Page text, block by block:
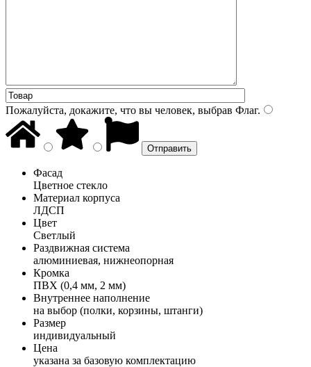
Пожалуйста, докажите, что вы человек, выбрав Флаг.
Фасад
Цветное стекло
Материал корпуса
ЛДСП
Цвет
Светлый
Раздвижная система
алюминиевая, нижнеопорная
Кромка
ПВХ (0,4 мм, 2 мм)
Внутреннее наполнение
на выбор (полки, корзины, штанги)
Размер
индивидуальный
Цена
указана за базовую комплектацию